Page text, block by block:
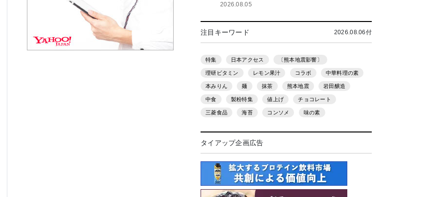
2026.08.05
注目キーワード 2026.08.06付
特集 日本アクセス 〔熊本地震影響〕
理研ビタミン レモン果汁 コラボ 中華料理の素
本みりん 麺 抹茶 熊本地震 岩田醸造
中食 製粉特集 値上げ チョコレート
三菱食品 海苔 コンソメ 味の素
タイアップ企画広告